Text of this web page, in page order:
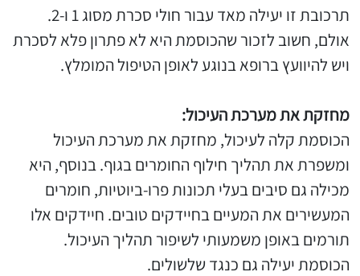
תרכובת זו יעילה מאד עבור חולי סכרת מסוג 1 ו-2.
אולם, חשוב לזכור שהכוסמת היא לא פתרון פלא לסכרת
ויש להיוועץ ברופא בנוגע לאופן הטיפול המומלץ.
מחזקת את מערכת העיכול:
הכוסמת קלה לעיכול, מחזקת את מערכת העיכול
ומשפרת את תהליך חילוף החומרים בגוף. בנוסף, היא
מכילה גם סיבים בעלי תכונות פרו-ביוטיות, חומרים
המעשירים את המעיים בחיידקים טובים. חיידקים אלו
תורמים באופן משמעותי לשיפור תהליך העיכול.
הכוסמת יעילה גם כנגד שלשולים.